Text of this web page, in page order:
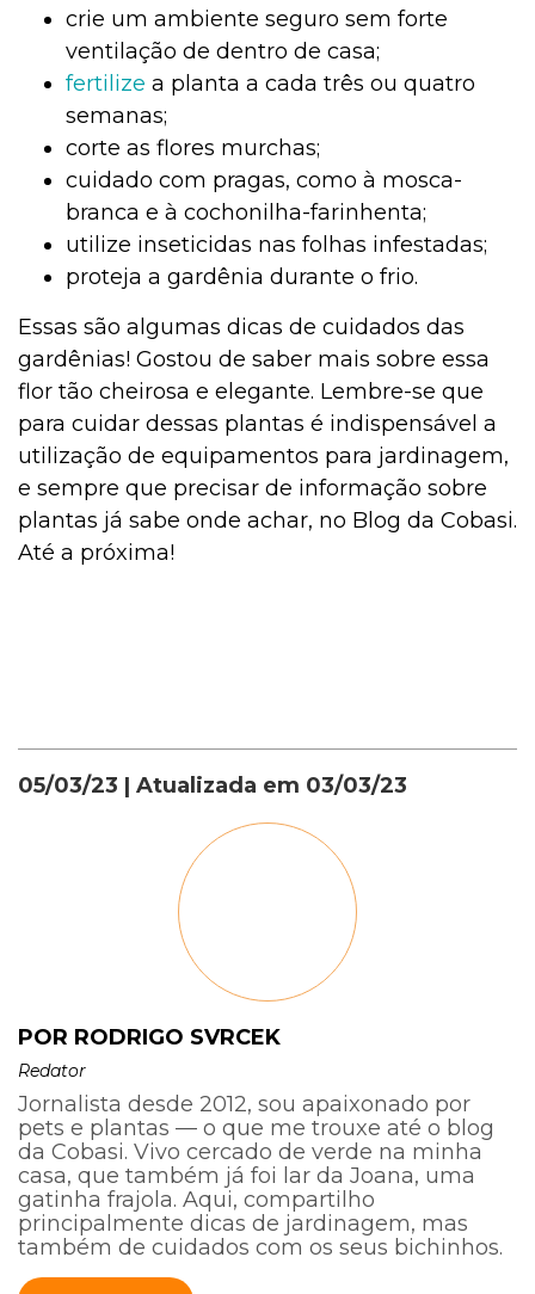
crie um ambiente seguro sem forte
ventilação de dentro de casa;
fertilize a planta a cada três ou quatro
semanas;
corte as flores murchas;
cuidado com pragas, como à mosca-
branca e à cochonilha-farinhenta;
utilize inseticidas nas folhas infestadas;
proteja a gardênia durante o frio.
Essas são algumas dicas de cuidados das
gardênias! Gostou de saber mais sobre essa
flor tão cheirosa e elegante. Lembre-se que
para cuidar dessas plantas é indispensável a
utilização de equipamentos para jardinagem,
e sempre que precisar de informação sobre
plantas já sabe onde achar, no Blog da Cobasi.
Até a próxima!
05/03/23 | Atualizada em 03/03/23
POR RODRIGO SVRCEK
Redator
Jornalista desde 2012, sou apaixonado por
pets e plantas — o que me trouxe até o blog
da Cobasi. Vivo cercado de verde na minha
casa, que também já foi lar da Joana, uma
gatinha frajola. Aqui, compartilho
principalmente dicas de jardinagem, mas
também de cuidados com os seus bichinhos.